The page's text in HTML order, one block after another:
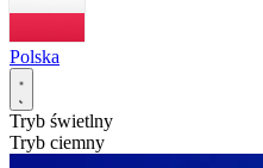
Polska
Tryb świetlny
Tryb ciemny